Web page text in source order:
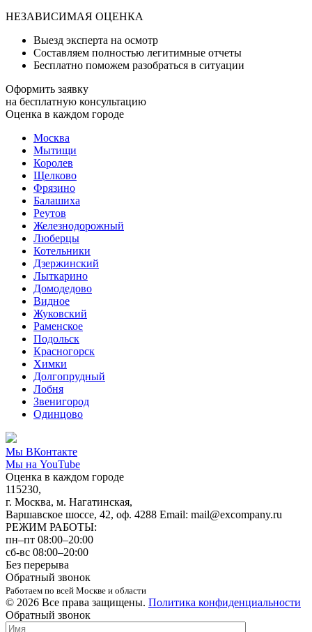
НЕЗАВИСИМАЯ ОЦЕНКА
Выезд эксперта на осмотр
Составляем полностью легитимные отчеты
Бесплатно поможем разобраться в ситуации
Оформить заявку
на бесплатную консультацию
Оценка в каждом городе
Москва
Мытищи
Королев
Щелково
Фрязино
Балашиха
Реутов
Железнодорожный
Люберцы
Котельники
Дзержинский
Лыткарино
Домодедово
Видное
Жуковский
Раменское
Подольск
Красногорск
Химки
Долгопрудный
Лобня
Звенигород
Одинцово
Мы ВКонтакте
Мы на YouTube
Оценка в каждом городе
115230,
г. Москва, м. Нагатинская,
Варшавское шоссе, 42, оф. 4288 Email: mail@excompany.ru
РЕЖИМ РАБОТЫ:
пн–пт 08:00–20:00
сб-вс 08:00–20:00
Без перерыва
Обратный звонок
Работаем по всей Москве и области
© 2026 Все права защищены. Политика конфиденциальности
Обратный звонок